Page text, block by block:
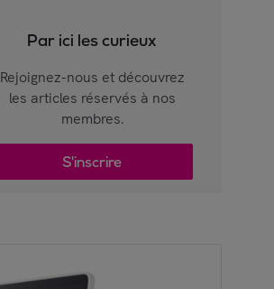
Par ici les curieux
Rejoignez-nous et découvrez
les articles réservés à nos
membres.
S'inscrire